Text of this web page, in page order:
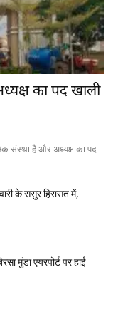
का पद खाली
संस्था है और अध्यक्ष का पद
के ससुर हिरासत में,
मुंडा एयरपोर्ट पर हाई